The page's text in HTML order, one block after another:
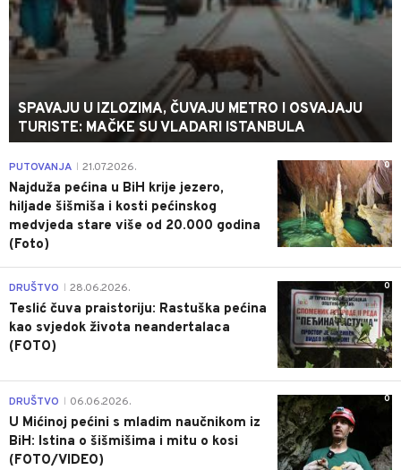
SPAVAJU U IZLOZIMA, ČUVAJU METRO I OSVAJAJU
TURISTE: MAČKE SU VLADARI ISTANBULA
0
PUTOVANJA 21.07.2026.
Najduža pećina u BiH krije jezero,
hiljade šišmiša i kosti pećinskog
medvjeda stare više od 20.000 godina
(Foto)
0
DRUŠTVO 28.06.2026.
Teslić čuva praistoriju: Rastuška pećina
kao svjedok života neandertalaca
(FOTO)
0
DRUŠTVO 06.06.2026.
U Mićinoj pećini s mladim naučnikom iz
BiH: Istina o šišmišima i mitu o kosi
(FOTO/VIDEO)